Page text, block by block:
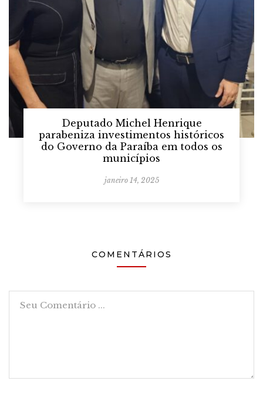
Deputado Michel Henrique
parabeniza investimentos históricos
do Governo da Paraíba em todos os
municípios
janeiro 14, 2025
COMENTÁRIOS